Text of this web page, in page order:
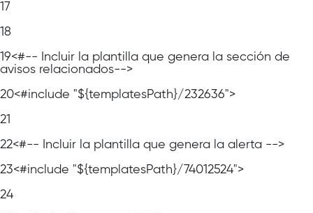
17
18
19<#-- Incluir la plantilla que genera la sección de
avisos relacionados-->
20<#include "${templatesPath}/232636">
21
22<#-- Incluir la plantilla que genera la alerta -->
23<#include "${templatesPath}/74012524">
24